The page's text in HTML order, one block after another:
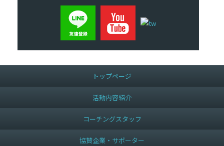
トップページ
活動内容紹介
コーチングスタッフ
協賛企業・サポーター